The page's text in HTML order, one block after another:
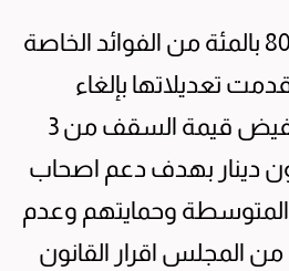
وتابع: تضمن الدولة 80 بالمئة من الفوائد الخاصة
تعديلاتها بإلغاء
العملاء الاخرين وتخفيض قيمة السقف من 3
الى 500 مليون دينار بهدف دعم اصحاب
وحمايتهم وعدم
المجلس اقرار القانون